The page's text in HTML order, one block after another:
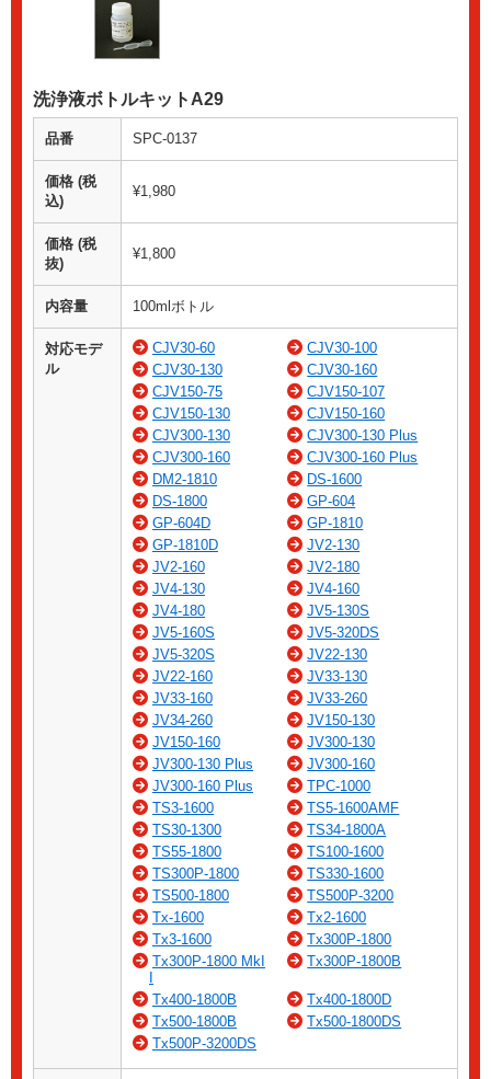
洗浄液ボトルキットA29
品番 SPC-0137
価格 (税
込)
¥1,980
価格 (税
抜)
¥1,800
内容量 100mlボトル
対応モデ
ル
CJV30-60
CJV30-100
CJV30-130
CJV30-160
CJV150-75
CJV150-107
CJV150-130
CJV150-160
CJV300-130
CJV300-130 Plus
CJV300-160
CJV300-160 Plus
DM2-1810
DS-1600
DS-1800
GP-604
GP-604D
GP-1810
GP-1810D
JV2-130
JV2-160
JV2-180
JV4-130
JV4-160
JV4-180
JV5-130S
JV5-160S
JV5-320DS
JV5-320S
JV22-130
JV22-160
JV33-130
JV33-160
JV33-260
JV34-260
JV150-130
JV150-160
JV300-130
JV300-130 Plus
JV300-160
JV300-160 Plus
TPC-1000
TS3-1600
TS5-1600AMF
TS30-1300
TS34-1800A
TS55-1800
TS100-1600
TS300P-1800
TS330-1600
TS500-1800
TS500P-3200
Tx-1600
Tx2-1600
Tx3-1600
Tx300P-1800
Tx300P-1800 MkI
Tx300P-1800B
Tx400-1800B
Tx400-1800D
Tx500-1800B
Tx500-1800DS
Tx500P-3200DS